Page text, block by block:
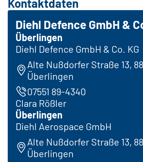
Kontaktdaten
Diehl Defence GmbH &
Überlingen
Diehl Defence GmbH & Co. KG
Alte Nußdorfer Straße 13,
Überlingen
07551 89-4340
Clara Rößler
Überlingen
Diehl Aerospace GmbH
Alte Nußdorfer Straße 13,
Überlingen